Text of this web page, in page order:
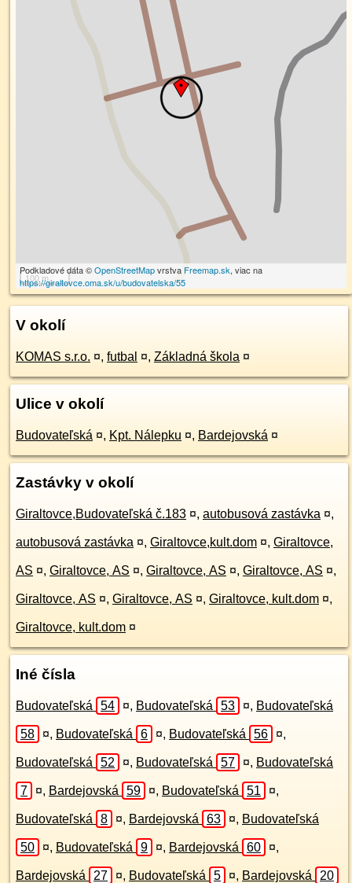
100 m
Podkladové dáta ©OpenStreetMapvrstva Freemap.sk, viac na
https://giraltovce.oma.sk/u/budovatelska/55
V okolí
KOMAS s.r.o. ¤, futbal ¤, Základná škola ¤
Ulice v okolí
Budovateľská ¤, Kpt. Nálepku ¤, Bardejovská ¤
Zastávky v okolí
Giraltovce,Budovateľská č.183 ¤, autobusová zastávka ¤,
autobusová zastávka ¤, Giraltovce,kult.dom ¤, Giraltovce,
AS ¤, Giraltovce, AS ¤, Giraltovce, AS ¤, Giraltovce, AS ¤,
Giraltovce, AS ¤, Giraltovce, AS ¤, Giraltovce, kult.dom ¤,
Giraltovce, kult.dom ¤
Iné čísla
Budovateľská 54 ¤, Budovateľská 53 ¤, Budovateľská
58 ¤, Budovateľská 6 ¤, Budovateľská 56 ¤,
Budovateľská 52 ¤, Budovateľská 57 ¤, Budovateľská
7 ¤, Bardejovská 59 ¤, Budovateľská 51 ¤,
Budovateľská 8 ¤, Bardejovská 63 ¤, Budovateľská
50 ¤, Budovateľská 9 ¤, Bardejovská 60 ¤,
Bardejovská 27 ¤, Budovateľská 5 ¤, Bardejovská 20